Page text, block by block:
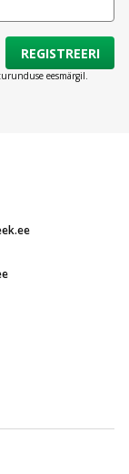
REGISTREERI
eesmärgil.